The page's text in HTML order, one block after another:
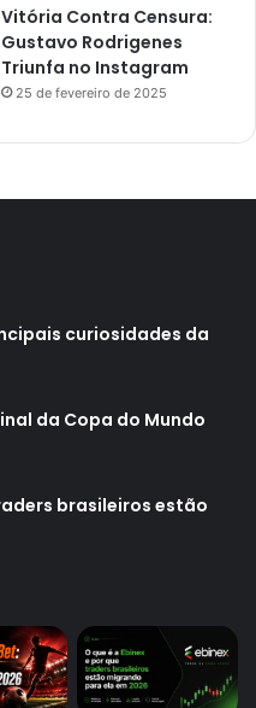
Vitória Contra Censura:
Gustavo Rodrigenes
Triunfa no Instagram
25 de fevereiro de 2025
curiosidades da
da Copa do Mundo
brasileiros estão